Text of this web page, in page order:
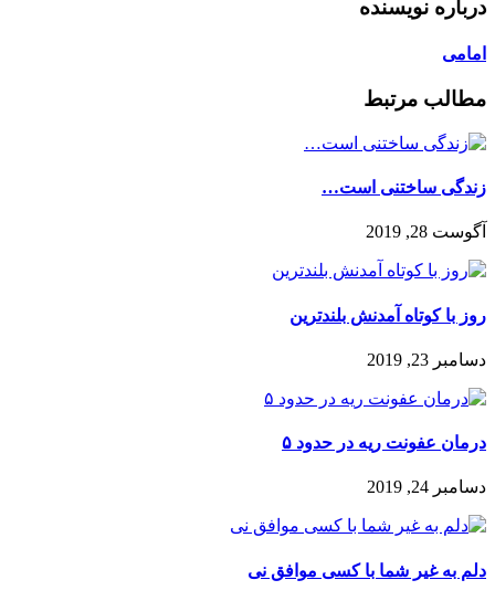
درباره نویسنده
امامی
مطالب مرتبط
زندگی ساختنی است…
آگوست 28, 2019
روز با کوتاه آمدنش بلندترین
دسامبر 23, 2019
درمان عفونت ریه در حدود ۵
دسامبر 24, 2019
دلم به غیر شما با کسی موافق نی